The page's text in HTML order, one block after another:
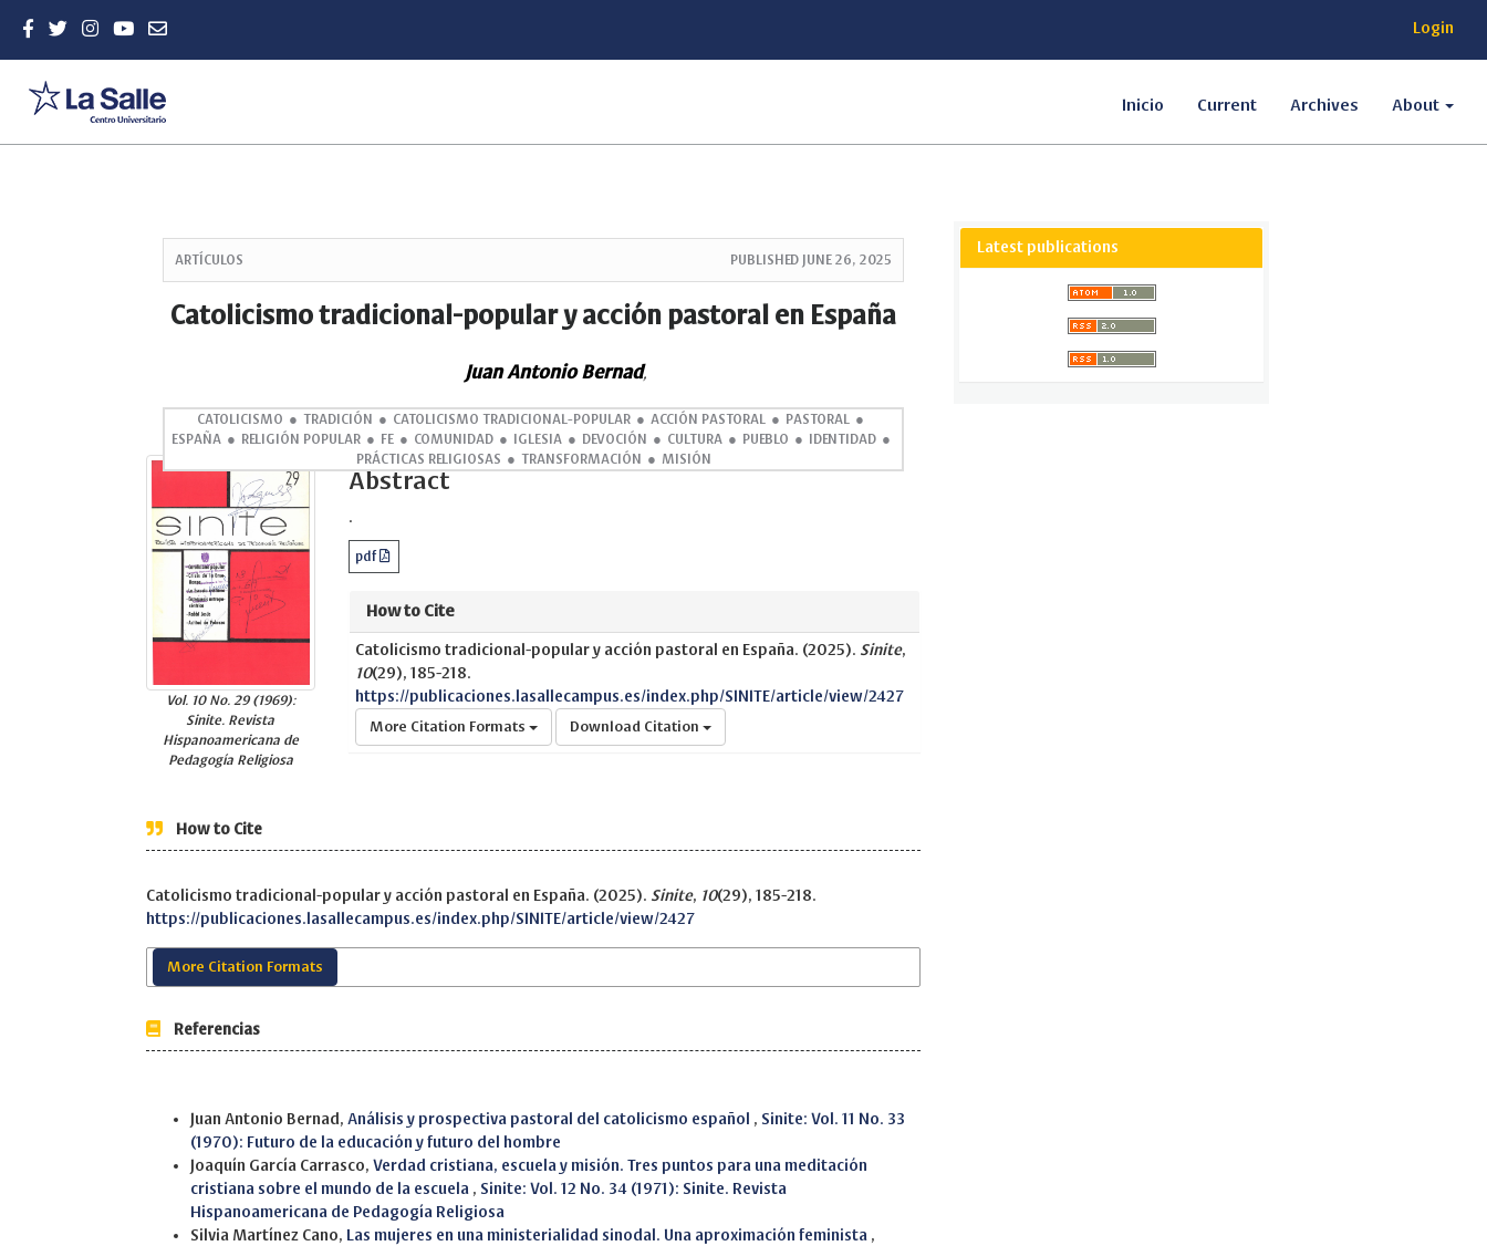
Login
Inicio Current Archives About
ARTÍCULOS PUBLISHED JUNE 26, 2025
Catolicismo tradicional-popular y acción pastoral en España
Juan Antonio Bernad,
CATOLICISMO TRADICIÓN CATOLICISMO TRADICIONAL-POPULAR ACCIÓN PASTORAL
PASTORAL
ESPAÑA
RELIGIÓN POPULAR FE COMUNIDAD IGLESIA DEVOCIÓN CULTURA PUEBLO
IDENTIDAD
PRÁCTICAS RELIGIOSAS
TRANSFORMACIÓN MISIÓN
Vol. 10 No. 29 (1969):
Sinite. Revista
Hispanoamericana de
Pedagogía Religiosa
Abstract
.
pdf
How to Cite
Catolicismo tradicional-popular y acción pastoral en España. (2025). Sinite,
10(29), 185-218.
https://publicaciones.lasallecampus.es/index.php/SINITE/article/view/2427
More Citation Formats Download Citation
How to Cite
Catolicismo tradicional-popular y acción pastoral en España. (2025). Sinite, 10(29), 185-218.
https://publicaciones.lasallecampus.es/index.php/SINITE/article/view/2427
More Citation Formats
Referencias
Juan Antonio Bernad, Análisis y prospectiva pastoral del catolicismo español , Sinite: Vol. 11 No. 33
(1970): Futuro de la educación y futuro del hombre
Joaquín García Carrasco, Verdad cristiana, escuela y misión. Tres puntos para una meditación
cristiana sobre el mundo de la escuela , Sinite: Vol. 12 No. 34 (1971): Sinite. Revista
Hispanoamericana de Pedagogía Religiosa
Silvia Martínez Cano, Las mujeres en una ministerialidad sinodal. Una aproximación feminista ,
Latest publications